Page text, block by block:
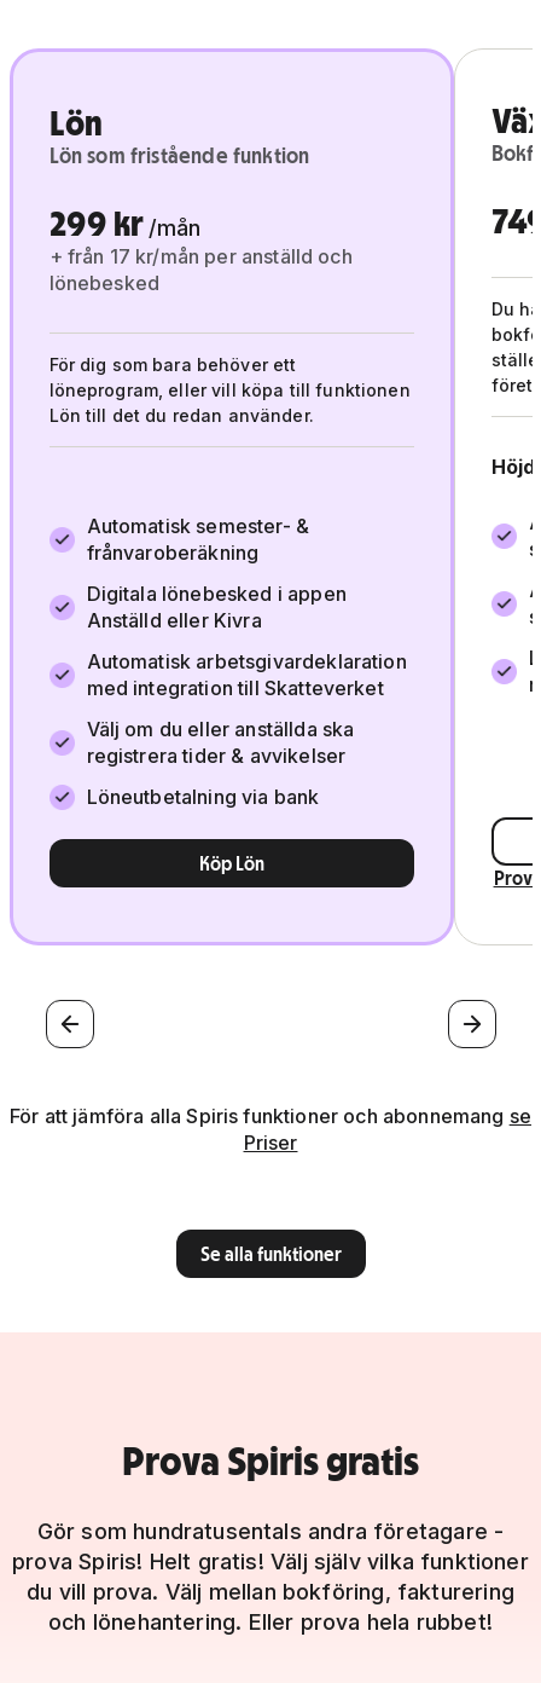
Lön
Lön som fristående funktion
299 kr /mån
+ från 17 kr/mån per anställd och
lönebesked
För dig som bara behöver ett
löneprogram, eller vill köpa till funktionen
Lön till det du redan använder.
Köp Lön
Automatisk semester- &
frånvaroberäkning
Digitala lönebesked i appen
Anställd eller Kivra
Automatisk arbetsgivardeklaration
med integration till Skatteverket
Välj om du eller anställda ska
registrera tider & avvikelser
Löneutbetalning via bank
Du
Föregående Nästa
För att jämföra alla Spiris funktioner och abonnemang se
Priser
Se alla funktioner
Prova Spiris gratis
Gör som hundratusentals andra företagare -
prova Spiris! Helt gratis! Välj själv vilka funktioner
du vill prova. Välj mellan bokföring, fakturering
och lönehantering. Eller prova hela rubbet!